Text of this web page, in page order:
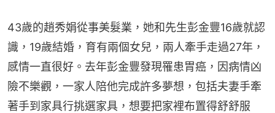
43歲的趙秀娟從事美髮業，她和先生彭金豐16歲就認
識，19歲結婚，育有兩個女兒，兩人牽手走過27年，
感情一直很好。去年彭金豐發現罹患胃癌，因病情凶
險不樂觀，一家人陪他完成許多夢想，包括夫妻手牽
著手到家具行挑選家具，想要把家裡布置得舒舒服